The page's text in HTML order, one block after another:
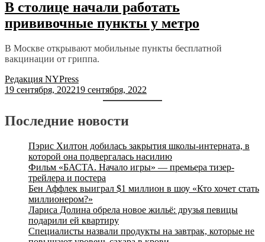
В столице начали работать
прививочные пункты у метро
В Москве открывают мобильные пункты бесплатной
вакцинации от гриппа.
Редакция NYPress
19 сентября, 202219 сентября, 2022
Последние новости
Пэрис Хилтон добилась закрытия школы-интерната, в
которой она подвергалась насилию
Фильм «БАСТА. Начало игры» — премьера тизер-
трейлера и постера
Бен Аффлек выиграл $1 миллион в шоу «Кто хочет стать
миллионером?»
Лариса Долина обрела новое жильё: друзья певицы
подарили ей квартиру
Специалисты назвали продукты на завтрак, которые не